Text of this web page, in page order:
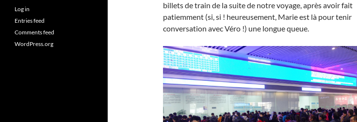
billets de train de la suite de notre voyage, après avoir fait
patiemment (si, si ! heureusement, Marie est là pour tenir
conversation avec Véro !) une longue queue.
Log in
Entries feed
Comments feed
WordPress.org